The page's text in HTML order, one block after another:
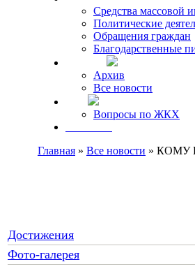
Средства массовой
Политические
Обращения граждан
Благодарственные
Архив
Все новости
Вопросы по ЖКХ
Главная » Все новости » КОМУ
Достижения
Фото-галерея